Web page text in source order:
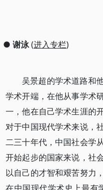
● 谢泳(进入专栏)
吴景超的学术道路和
学术开端，在他从事学术
一，他在自己学术生涯的
对于中国现代学术来说，
二三十年代，中国社会学
开始起步的国家来说，社
以自己的才智和艰苦努力